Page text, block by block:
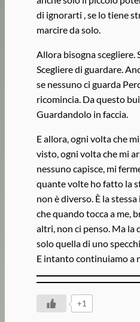
di ignorarti , se lo tiene
marcire da solo.
Allora bisogna scegliere.
Scegliere di guardare.
se nessuno ci guarda
ricomincia. Da questo
Guardandolo in faccia.
E allora, ogni volta che
visto, ogni volta che mi
nessuno capisce, mi
quante volte ho fatto la
non è diverso. È la
che quando tocca a me,
altri, non ci penso. Ma la
solo quella di uno
E intanto continuiamo a
+1